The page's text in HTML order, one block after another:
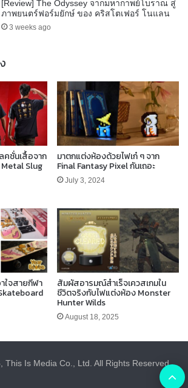
[Review] The Odyssey จากมหากาพย์โบราณ สู่
ภาพยนตร์ฟอร์มยักษ์ ของ คริสโตเฟอร์ โนแลน
3 weeks ago
คชั่นเสื้อจาก
Slug
มาตกแต่งห้องด้วยไฟเก๋ ๆ จาก
Final Fantasy Pixel กันเถอะ
July 3, 2024
ใจสายกีฬา สัมผัสอารมณ์สำเร็จเควสเกมใน
ชีวิตจริงกับไฟแต่งห้อง Monster
Hunter Wilds
August 18, 2025
This Is Media Co., Ltd. All Rights Reserved.